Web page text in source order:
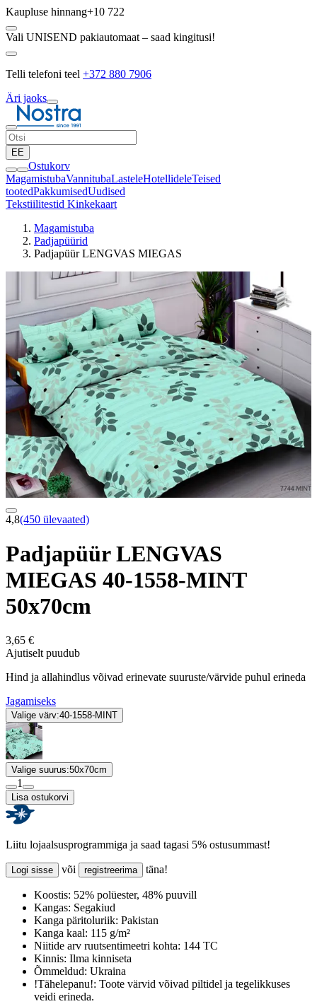
Kaupluse hinnang+10 722
Vali UNISEND pakiautomaat – saad kingitusi!
Telli telefoni teel +372 880 7906
Äri jaoks
EE
Ostukorv
MagamistubaVannitubaLasteleHotellideleTeised
tootedPakkumisedUudised
Tekstiilitestid Kinkekaart
Magamistuba
Padjapüürid
Padjapüür LENGVAS MIEGAS
4,8(450 ülevaated)
Padjapüür LENGVAS
MIEGAS 40-1558-MINT
50x70cm
3,65 €
Ajutiselt puudub
Hind ja allahindlus võivad erinevate suuruste/värvide puhul erineda
Jagamiseks
Valige värv:40-1558-MINT
Valige suurus:50x70cm
1
Lisa ostukorvi
Liitu lojaalsusprogrammiga ja saad tagasi 5% ostusummast!
Logi sisse või registreerima täna!
Koostis: 52% polüester, 48% puuvill
Kangas: Segakiud
Kanga päritoluriik: Pakistan
Kanga kaal: 115 g/m²
Niitide arv ruutsentimeetri kohta: 144 TC
Kinnis: Ilma kinniseta
Õmmeldud: Ukraina
!Tähelepanu!: Toote värvid võivad piltidel ja tegelikkuses
veidi erineda.